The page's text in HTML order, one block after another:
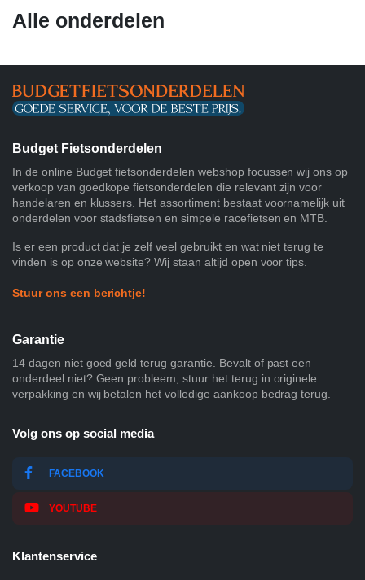
Alle onderdelen
Budget Fietsonderdelen
In de online Budget fietsonderdelen webshop focussen wij ons op
verkoop van goedkope fietsonderdelen die relevant zijn voor
handelaren en klussers. Het assortiment bestaat voornamelijk uit
onderdelen voor stadsfietsen en simpele racefietsen en MTB.
Is er een product dat je zelf veel gebruikt en wat niet terug te
vinden is op onze website? Wij staan altijd open voor tips.
Stuur ons een berichtje!
Garantie
14 dagen niet goed geld terug garantie. Bevalt of past een
onderdeel niet? Geen probleem, stuur het terug in originele
verpakking en wij betalen het volledige aankoop bedrag terug.
Volg ons op social media
FACEBOOK
YOUTUBE
Klantenservice